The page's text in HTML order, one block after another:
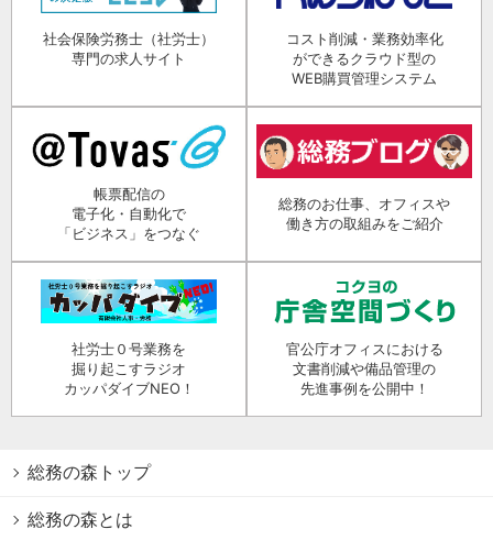
社会保険労務士（社労士）
専門の求人サイト
コスト削減・業務効率化
ができるクラウド型の
WEB購買管理システム
帳票配信の
電子化・自動化で
「ビジネス」をつなぐ
総務のお仕事、オフィスや
働き方の取組みをご紹介
社労士０号業務を
掘り起こすラジオ
カッパダイブNEO！
官公庁オフィスにおける
文書削減や備品管理の
先進事例を公開中！
総務の森トップ
総務の森とは